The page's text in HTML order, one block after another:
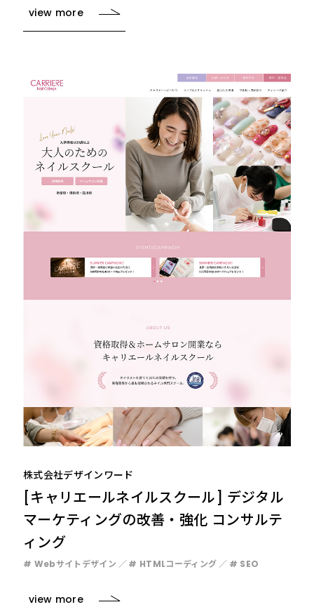
view more
株式会社デザインワード
[キャリエールネイルスクール] デジタル
マーケティングの改善・強化 コンサルテ
ィング
# Webサイトデザイン # HTMLコーディング # SEO
view more